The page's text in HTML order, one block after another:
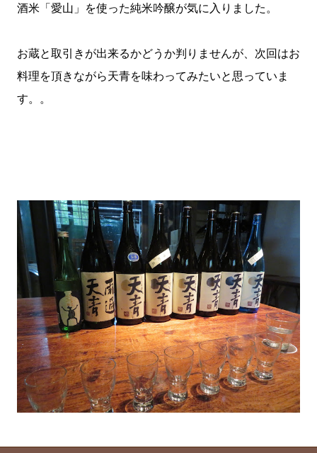
酒米「愛山」を使った純米吟醸が気に入りました。
お蔵と取引きが出来るかどうか判りませんが、次回はお
料理を頂きながら天青を味わってみたいと思っていま
す。。